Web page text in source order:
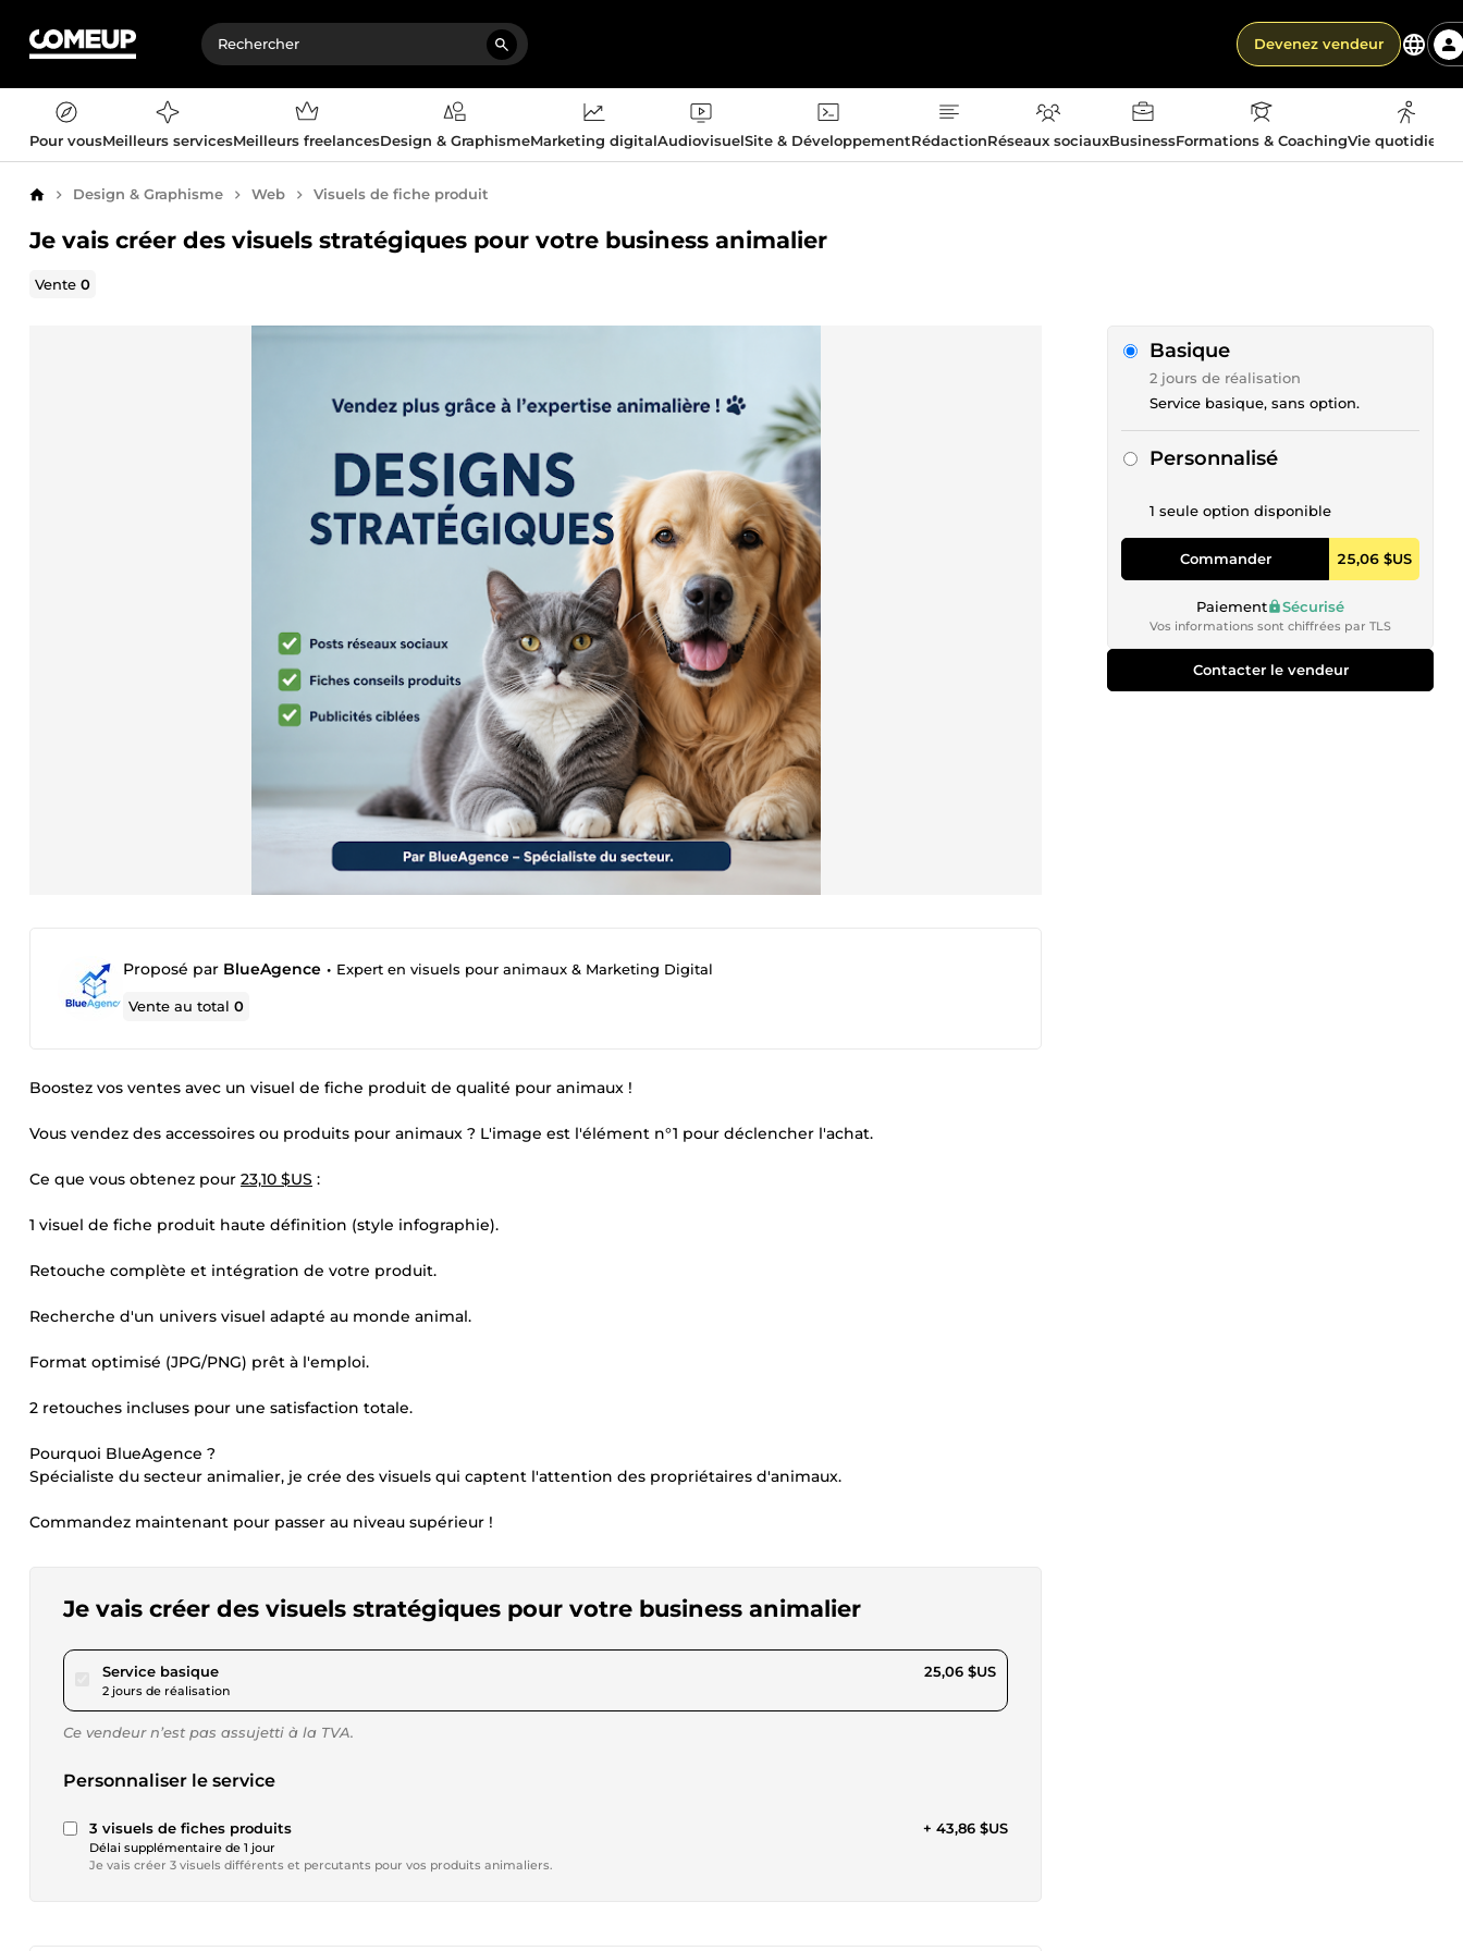
Devenez vendeur
Pour vousMeilleurs servicesMeilleurs freelancesDesign & GraphismeMarketing digitalAudiovisuelSite & DéveloppementRédactionRéseaux sociauxBusinessFormations & CoachingVie
AccueilDesign & Graphisme Web Visuels de fiche produit
Je vais créer des visuels stratégiques pour votre business animalier
Vente0
Proposé par BlueAgence • Expert en visuels pour animaux & Marketing Digital
Vente au total0
Boostez vos ventes avec un visuel de fiche produit de qualité pour animaux !
Vous vendez des accessoires ou produits pour animaux ? L'image est l'élément n°1 pour déclencher l'achat.
Ce que vous obtenez pour 23,10 $US :
1 visuel de fiche produit haute définition (style infographie).
Retouche complète et intégration de votre produit.
Recherche d'un univers visuel adapté au monde animal.
Format optimisé (JPG/PNG) prêt à l'emploi.
2 retouches incluses pour une satisfaction totale.
Pourquoi BlueAgence ?
Spécialiste du secteur animalier, je crée des visuels qui captent l'attention des propriétaires d'animaux.
Commandez maintenant pour passer au niveau supérieur !
Je vais créer des visuels stratégiques pour votre business animalier
Service basiquepour 23,10 $US
2 jours de réalisation
25,06 $US
Ce vendeur n’est pas assujetti à la TVA.
Personnaliser le service
3 visuels de fiches produits
Délai supplémentaire de 1 jour
Je vais créer 3 visuels différents et percutants pour vos produits animaliers.
+ 43,86 $US
Basique
2 jours de réalisation
Service basique, sans option.
Personnalisé
1 seule option disponible
Commander 25,06 $US
Paiement Sécurisé
Vos informations sont chiffrées par TLS
Contacter le vendeur